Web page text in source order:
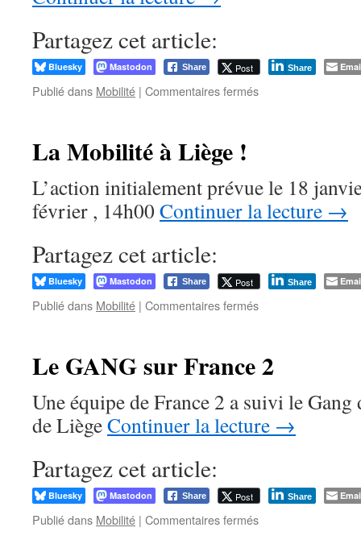
Partagez cet article:
Bluesky Mastodon Share Post Share
Publié dans Mobilité | Commentaires ferméssur
des
guichets
et
La Mobilité à Liège !
L’action initialement prévue le 18
février , 14h00Continuer la lecture →
Partagez cet article:
Bluesky Mastodon Share Post Share
Publié dans Mobilité | Commentaires ferméssur
Liège
Le GANG sur France 2
Une équipe de France 2 a suivi le Gang
de LiègeContinuer la lecture →
Partagez cet article:
Bluesky Mastodon Share Post Share
Publié dans Mobilité | Commentaires ferméssur